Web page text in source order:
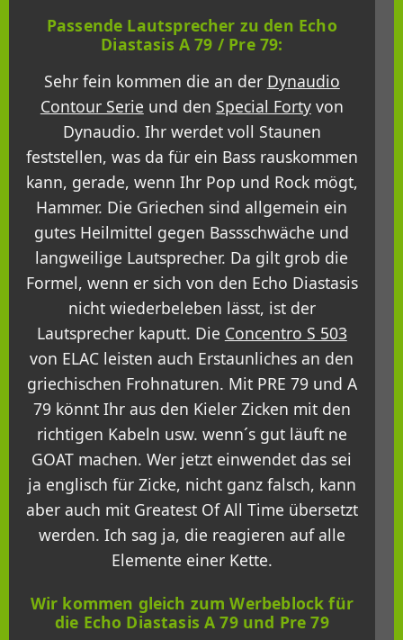
Passende Lautsprecher zu den Echo
Diastasis A 79 / Pre 79:
Sehr fein kommen die an der Dynaudio
Contour Serie und den Special Fortyvon
Dynaudio. Ihr werdet voll Staunen
feststellen, was da für ein Bass rauskommen
kann, gerade, wenn Ihr Pop und Rock mögt,
Hammer. Die Griechen sind allgemein ein
gutes Heilmittel gegen Bassschwäche und
langweilige Lautsprecher. Da gilt grob die
Formel, wenn er sich von den Echo Diastasis
nicht wiederbeleben lässt, ist der
Lautsprecher kaputt. Die Concentro S 503
von ELAC leisten auch Erstaunliches an den
griechischen Frohnaturen. Mit PRE 79 und A
79 könnt Ihr aus den Kieler Zicken mit den
richtigen Kabeln usw. wenn´s gut läuft ne
GOAT machen. Wer jetzt einwendet das sei
ja englisch für Zicke, nicht ganz falsch, kann
aber auch mit Greatest Of All Time übersetzt
werden. Ich sag ja, die reagieren auf alle
Elemente einer Kette.
Wir kommen gleich zum Werbeblock für
die Echo Diastasis A 79 und Pre 79